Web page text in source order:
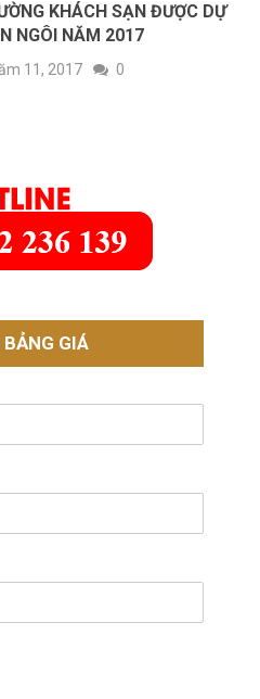
KHÁCH SẠN ĐƯỢC DỰ
NGÔI NĂM 2017
11, 2017 0
GIÁ